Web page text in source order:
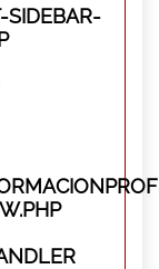
SIDEBAR-